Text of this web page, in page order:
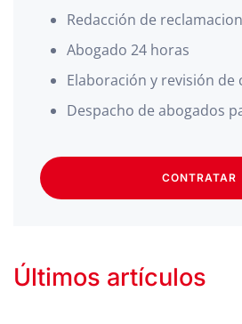
Redacción de
Abogado 24 horas
Elaboración y revisión de
Despacho de abogados
CONTRATAR
Últimos artículos